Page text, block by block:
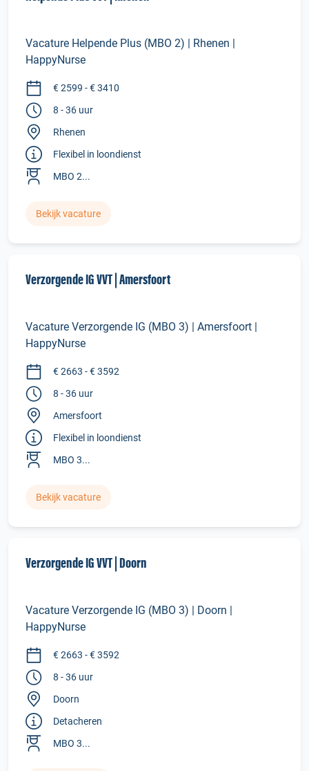
Vacature Helpende Plus (MBO 2) | Rhenen |
HappyNurse
€ 2599 - € 3410
8 - 36 uur
Rhenen
Flexibel in loondienst
MBO 2...
Bekijk vacature
Verzorgende IG VVT | Amersfoort
Vacature Verzorgende IG (MBO 3) | Amersfoort |
HappyNurse
€ 2663 - € 3592
8 - 36 uur
Amersfoort
Flexibel in loondienst
MBO 3...
Bekijk vacature
Verzorgende IG VVT | Doorn
Vacature Verzorgende IG (MBO 3) | Doorn |
HappyNurse
€ 2663 - € 3592
8 - 36 uur
Doorn
Detacheren
MBO 3...